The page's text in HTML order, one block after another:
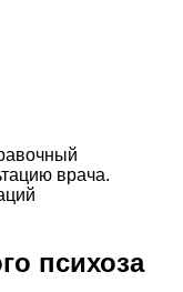
врача.
психоза